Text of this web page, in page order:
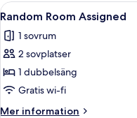
Öppna
alla
foton
för
Random
Room
Assigned
6
Random Room Assigned
1 sovrum
2 sovplatser
1 dubbelsäng
Gratis wi-fi
Mer information
Mer